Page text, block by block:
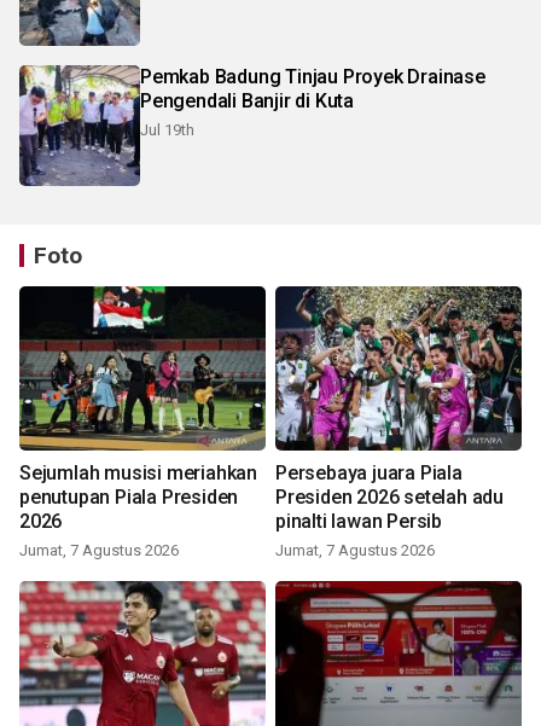
Pemkab Badung Tinjau Proyek Drainase
Pengendali Banjir di Kuta
Jul 19th
Foto
Sejumlah musisi meriahkan
penutupan Piala Presiden
2026
Jumat, 7 Agustus 2026
Persebaya juara Piala
Presiden 2026 setelah adu
pinalti lawan Persib
Jumat, 7 Agustus 2026